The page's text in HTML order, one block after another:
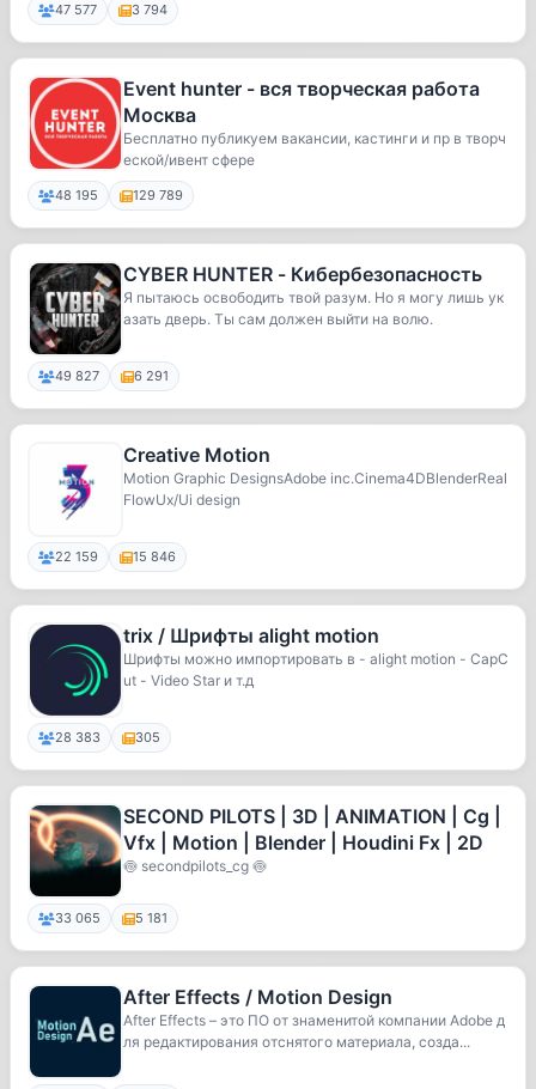
47 577 3 794
Event hunter - вся творческая работа
Москва
Бесплатно публикуем вакансии, кастинги и пр в творч
еской/ивент сфере
48 195 129 789
CYBER HUNTER - Кибербезопасность
Я пытаюсь освободить твой разум. Но я могу лишь ук
азать дверь. Ты сам должен выйти на волю.
49 827 6 291
Creative Motion
Motion Graphic DesignsAdobe inc.Cinema4DBlenderReal
FlowUx/Ui design
22 159 15 846
trix / Шрифты alight motion
Шрифты можно импортировать в - alight motion - CapC
ut - Video Star и т.д
28 383 305
SECOND PILOTS | 3D | ANIMATION | Cg |
Vfx | Motion | Blender | Houdini Fx | 2D
🍥 secondpilots_cg 🍥
33 065 5 181
After Effects / Motion Design
After Effects – это ПО от знаменитой компании Adobe д
ля редактирования отснятого материала, созда...